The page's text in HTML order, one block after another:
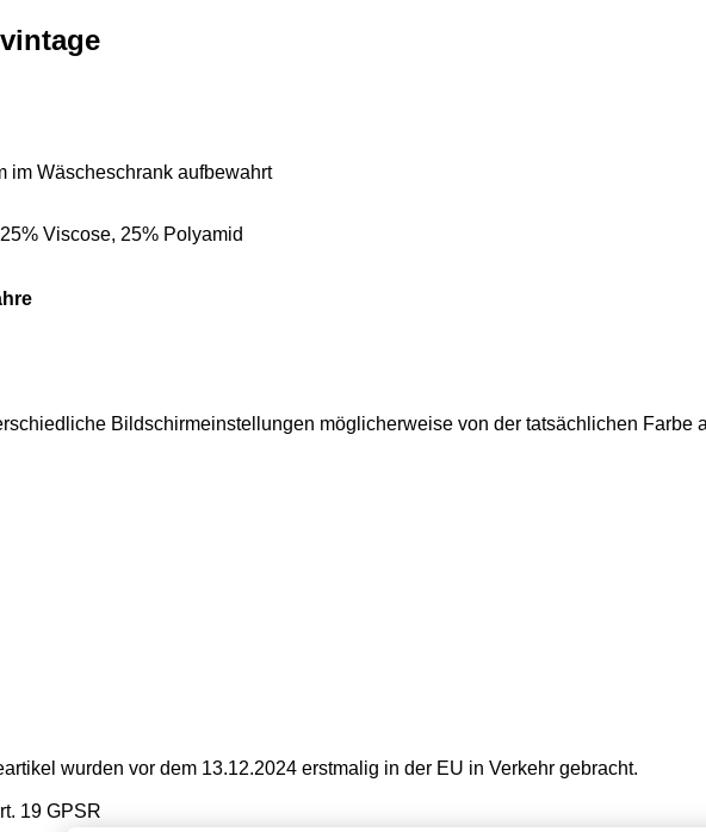
im Wäscheschrank aufbewahrt
Viscose, 25% Polyamid
Bildschirmeinstellungen möglicherweise von der tatsächlichen Farbe
wurden vor dem 13.12.2024 erstmalig in der EU in Verkehr gebracht.
19 GPSR